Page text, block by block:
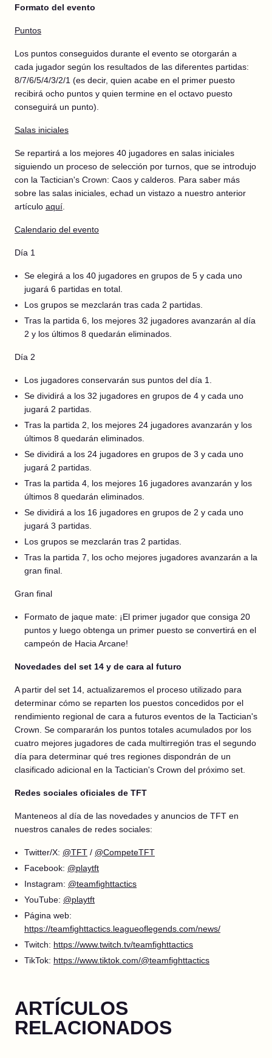
Formato del evento
Puntos
Los puntos conseguidos durante el evento se otorgarán a
cada jugador según los resultados de las diferentes partidas:
8/7/6/5/4/3/2/1 (es decir, quien acabe en el primer puesto
recibirá ocho puntos y quien termine en el octavo puesto
conseguirá un punto).
Salas iniciales
Se repartirá a los mejores 40 jugadores en salas iniciales
siguiendo un proceso de selección por turnos, que se introdujo
con la Tactician's Crown: Caos y calderos. Para saber más
sobre las salas iniciales, echad un vistazo a nuestro anterior
artículo aquí
Calendario del evento
Día 1
Se elegirá a los 40 jugadores en grupos de 5 y cada uno
jugará 6 partidas en total.
Los grupos se mezclarán tras cada 2 partidas.
Tras la partida 6, los mejores 32 jugadores avanzarán al día
2 y los últimos 8 quedarán eliminados.
Día 2
Los jugadores conservarán sus puntos del día 1.
Se dividirá a los 32 jugadores en grupos de 4 y cada uno
jugará 2 partidas.
Tras la partida 2, los mejores 24 jugadores avanzarán y los
últimos 8 quedarán eliminados.
Se dividirá a los 24 jugadores en grupos de 3 y cada uno
jugará 2 partidas.
Tras la partida 4, los mejores 16 jugadores avanzarán y los
últimos 8 quedarán eliminados.
Se dividirá a los 16 jugadores en grupos de 2 y cada uno
jugará 3 partidas.
Los grupos se mezclarán tras 2 partidas.
Tras la partida 7, los ocho mejores jugadores avanzarán a la
gran final.
Gran final
Formato de jaque mate: ¡El primer jugador que consiga 20
puntos y luego obtenga un primer puesto se convertirá en el
campeón de Hacia Arcane!
Novedades del set 14 y de cara al futuro
A partir del set 14, actualizaremos el proceso utilizado para
determinar cómo se reparten los puestos concedidos por el
rendimiento regional de cara a futuros eventos de la Tactician's
Crown. Se compararán los puntos totales acumulados por los
cuatro mejores jugadores de cada multirregión tras el segundo
día para determinar qué tres regiones dispondrán de un
clasificado adicional en la Tactician's Crown del próximo set.
Redes sociales oficiales de TFT
Manteneos al día de las novedades y anuncios de TFT en
nuestros canales de redes sociales:
Twitter/X: @TFT / @CompeteTFT
Facebook: @playtft
Instagram: @teamfighttactics
YouTube: @playtft
Página web:
https://teamfighttactics.leagueoflegends.com/news/
Twitch: https://www.twitch.tv/teamfighttactics
TikTok: https://www.tiktok.com/@teamfighttactics
ARTÍCULOS
RELACIONADOS